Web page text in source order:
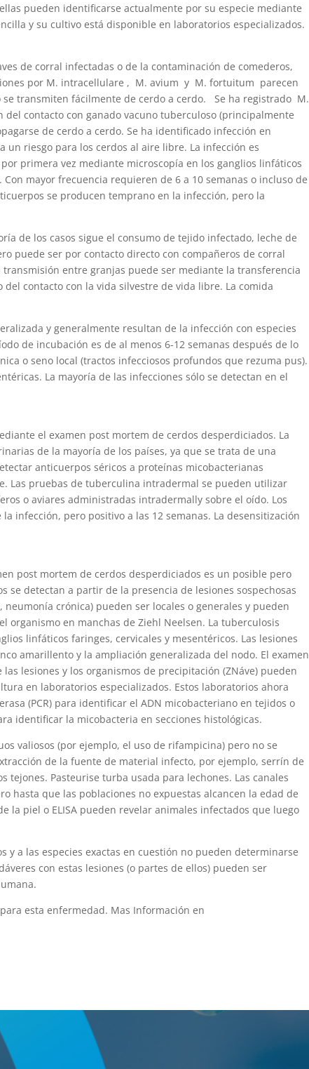
pueden identificarse actualmente por su especie mediante
y su cultivo está disponible en laboratorios especializados.
de corral infectadas o de la contaminación de comederos,
por M. intracellulare , M. avium y M. fortuitum parecen
transmiten fácilmente de cerdo a cerdo. Se ha registrado M.
contacto con ganado vacuno tuberculoso (principalmente
de cerdo a cerdo. Se ha identificado infección en
un riesgo para los cerdos al aire libre. La infección es
primera vez mediante microscopía en los ganglios linfáticos
mayor frecuencia requieren de 6 a 10 semanas o incluso de
se producen temprano en la infección, pero la
de los casos sigue el consumo de tejido infectado, leche de
puede ser por contacto directo con compañeros de corral
entre granjas puede ser mediante la transferencia
contacto con la vida silvestre de vida libre. La comida
y generalmente resultan de la infección con especies
de incubación es de al menos 6-12 semanas después de lo
o seno local (tractos infecciosos profundos que rezuma pus).
La mayoría de las infecciones sólo se detectan en el
el examen post mortem de cerdos desperdiciados. La
de la mayoría de los países, ya que se trata de una
anticuerpos séricos a proteínas micobacterianas
Las pruebas de tuberculina intradermal se pueden utilizar
o aviares administradas intradermally sobre el oído. Los
infección, pero positivo a las 12 semanas. La desensitización
post mortem de cerdos desperdiciados es un posible pero
se detectan a partir de la presencia de lesiones sospechosas
crónica) pueden ser locales o generales y pueden
organismo en manchas de Ziehl Neelsen. La tuberculosis
linfáticos faringes, cervicales y mesentéricos. Las lesiones
amarillento y la ampliación generalizada del nodo. El examen
lesiones y los organismos de precipitación (ZNáve) pueden
en laboratorios especializados. Estos laboratorios ahora
(PCR) para identificar el ADN micobacteriano en tejidos o
identificar la micobacteria en secciones histológicas.
valiosos (por ejemplo, el uso de rifampicina) pero no se
de la fuente de material infecto, por ejemplo, serrín de
tejones. Pasteurise turba usada para lechones. Las canales
hasta que las poblaciones no expuestas alcancen la edad de
la piel o ELISA pueden revelar animales infectados que luego
y a las especies exactas en cuestión no pueden determinarse
con estas lesiones (o partes de ellos) pueden ser
esta enfermedad. Mas Información en